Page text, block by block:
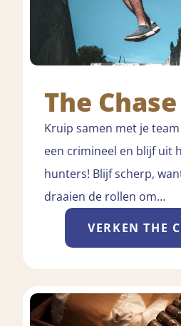
The Chase
Kruip samen met je
een crimineel en blijf uit
hunters! Blijf scherp,
draaien de rollen om…
VERKENTHE